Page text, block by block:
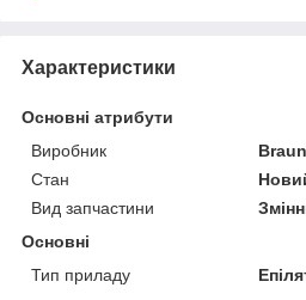
Характеристики
Основні атрибути
Виробник
Braun
Стан
Вид запчастини
Основні
Тип приладу